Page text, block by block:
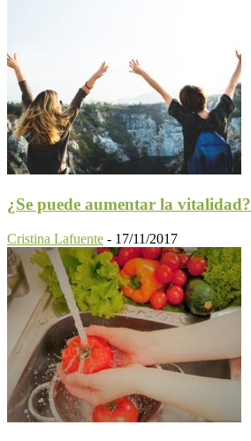
¿Se puede aumentar la vitalidad?
Cristina Lafuente - 17/11/2017